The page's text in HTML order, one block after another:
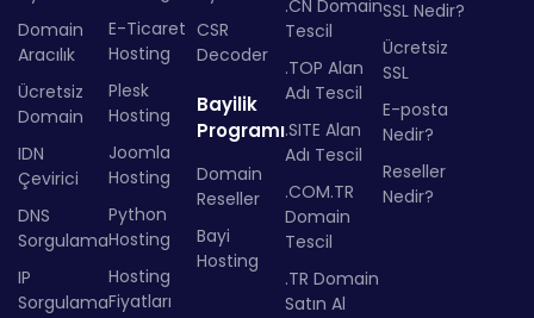
Domain
Aracılık
Ücretsiz
Domain
IDN
Çevirici
DNS
Sorgulama
IP
Sorgulama
E-Ticaret
Hosting
Plesk
Hosting
Joomla
Hosting
Python
Hosting
Hosting
Fiyatları
CSR
Decoder
Bayilik
Programı
Domain
Reseller
Bayi
Hosting
.CN Domain
Tescil
.TOP Alan
Adı Tescil
.SITE Alan
Adı Tescil
.COM.TR
Domain
Tescil
.TR Domain
Satın Al
SSL Nedir?
Ücretsiz
SSL
E-posta
Nedir?
Reseller
Nedir?